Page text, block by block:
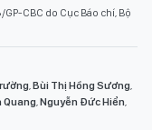
CBC do Cục Báo chí, Bộ
,Bùi Thị Hồng Sương,
Quang,Nguyễn Đức Hiển,